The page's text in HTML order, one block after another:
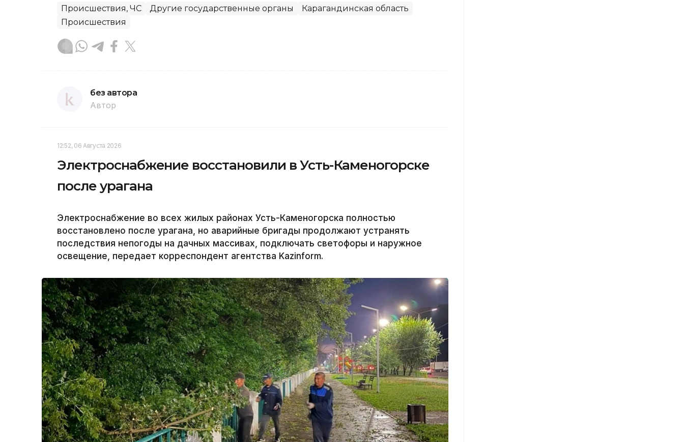
Происшествия, ЧС Другие государственные органы
Карагандинская область
Происшествия
без автора
Автор
12:52, 06 Августа 2026
Электроснабжение восстановили в Усть-Каменогорске
после урагана
Электроснабжение во всех жилых районах Усть-Каменогорска полностью
восстановлено после урагана, но аварийные бригады продолжают устранять
последствия непогоды на дачных массивах, подключать светофоры и наружное
освещение, передает корреспондент агентства Kazinform.